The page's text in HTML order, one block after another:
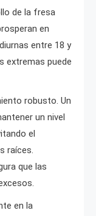
de la fresa
en
entre 18 y
extremas puede
robusto. Un
un nivel
el
raíces.
que las
en la